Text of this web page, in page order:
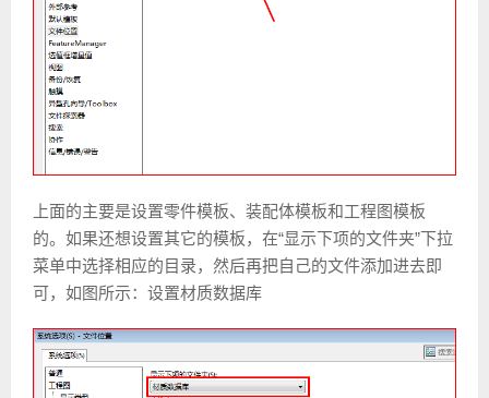
上面的主要是设置零件模板、装配体模板和工程图模板
的。如果还想设置其它的模板，在“显示下项的文件夹”下拉
菜单中选择相应的目录，然后再把自己的文件添加进去即
可，如图所示：设置材质数据库